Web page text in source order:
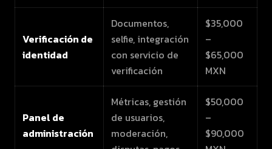
Verificación de
identidad
Documentos,
selfie, integración
con servicio de
verificación
$35,000
–
$65,000
MXN
Panel de
administración
Métricas, gestión
de usuarios,
moderación,
$50,000
–
$90,000